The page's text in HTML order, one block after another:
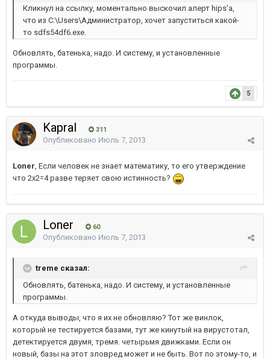
Кликнул на ссылку, моментально выскочил алерт hips'а,
что из C:\Users\Администратор, хочет запуститься какой-
то sdfs54df6.exe.
Обновлять, батенька, надо. И систему, и установленные
программы.
5
Kapral 311
Опубликовано Июль 7, 2013
Loner, Если человек не знает математику, то его утверждение
что 2х2=4 разве теряет свою истинность?
Loner 60
Опубликовано Июль 7, 2013
treme сказал:
Обновлять, батенька, надо. И систему, и установленные
программы.
А откуда выводы, что я их не обновляю? Тот же винлок,
который не тестируется базами, тут же кинутый на вирустотал,
детектируется двумя, тремя. четырьмя движками. Если он
новый, базы на этот зловред может и не быть. Вот по этому-то, и